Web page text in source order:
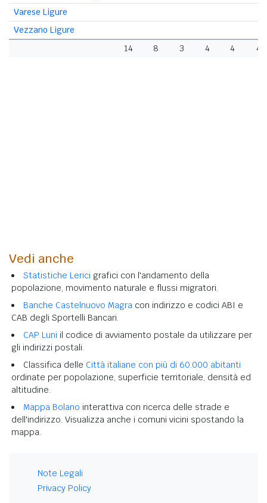
Varese Ligure
Vezzano Ligure
14
8 3 4 4 4
Vedi anche
Statistiche Lerici grafici con l'andamento della
popolazione, movimento naturale e flussi migratori.
Banche Castelnuovo Magra con indirizzo e codici ABI e
CAB degli Sportelli Bancari.
CAP Luni il codice di avviamento postale da utilizzare per
gli indirizzi postali.
Classifica delle Città italiane con più di 60.000 abitanti
ordinate per popolazione, superficie territoriale, densità ed
altitudine.
Mappa Bolano interattiva con ricerca delle strade e
dell'indirizzo. Visualizza anche i comuni vicini spostando la
mappa.
Note Legali
Privacy Policy